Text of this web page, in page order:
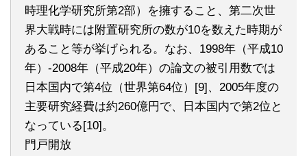
時理化学研究所第2部）を擁すること、第二次世
界大戦時には附置研究所の数が10を数えた時期が
あること等が挙げられる。なお、1998年（平成10
年）-2008年（平成20年）の論文の被引用数では
日本国内で第4位（世界第64位）[9]、2005年度の
主要研究経費は約260億円で、日本国内で第2位と
なっている[10]。
門戸開放